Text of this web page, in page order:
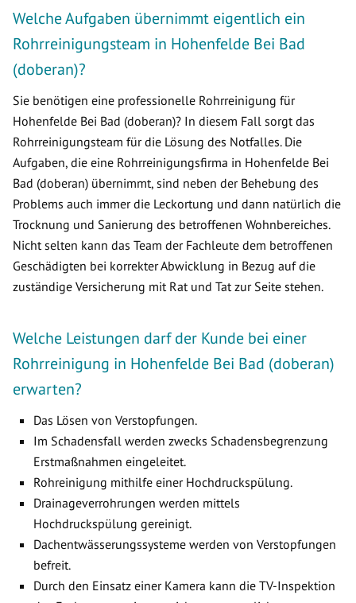
Welche Aufgaben übernimmt eigentlich ein
Rohrreinigungsteam in Hohenfelde Bei Bad
(doberan)?
Sie benötigen eine professionelle Rohrreinigung für
Hohenfelde Bei Bad (doberan)? In diesem Fall sorgt das
Rohrreinigungsteam für die Lösung des Notfalles. Die
Aufgaben, die eine Rohrreinigungsfirma in Hohenfelde Bei
Bad (doberan) übernimmt, sind neben der Behebung des
Problems auch immer die Leckortung und dann natürlich die
Trocknung und Sanierung des betroffenen Wohnbereiches.
Nicht selten kann das Team der Fachleute dem betroffenen
Geschädigten bei korrekter Abwicklung in Bezug auf die
zuständige Versicherung mit Rat und Tat zur Seite stehen.
Welche Leistungen darf der Kunde bei einer
Rohrreinigung in Hohenfelde Bei Bad (doberan)
erwarten?
Das Lösen von Verstopfungen.
Im Schadensfall werden zwecks Schadensbegrenzung
Erstmaßnahmen eingeleitet.
Rohreinigung mithilfe einer Hochdruckspülung.
Drainageverrohrungen werden mittels
Hochdruckspülung gereinigt.
Dachentwässerungssysteme werden von Verstopfungen
befreit.
Durch den Einsatz einer Kamera kann die TV-Inspektion